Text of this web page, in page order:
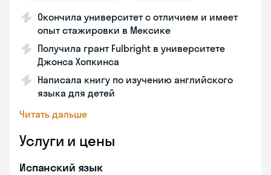
Окончила университет с отличием и имеет
опыт стажировки в Мексике
Получила грант Fulbright в университете
Джонса Хопкинса
Написала книгу по изучению английского
языка для детей
Читать дальше
Услуги и цены
Испанский язык